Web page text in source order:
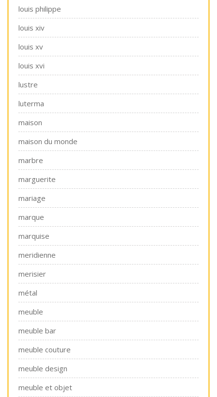
louis philippe
louis xiv
louis xv
louis xvi
lustre
luterma
maison
maison du monde
marbre
marguerite
mariage
marque
marquise
meridienne
merisier
métal
meuble
meuble bar
meuble couture
meuble design
meuble et objet